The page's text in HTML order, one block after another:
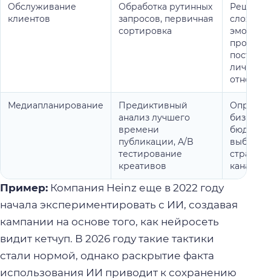
Обслуживание
клиентов
Обработка рутинных
запросов, первичная
сортировка
Решение
сложных
проблем,
личных
Медиапланирование
Предиктивный
анализ лучшего
времени
публикации, A/B
тестирование
креативов
бизнес-
выбор
каналов
Пример: Компания Heinz еще в 2022 году
начала экспериментировать с ИИ, создавая
кампании на основе того, как нейросеть
видит кетчуп. В 2026 году такие тактики
стали нормой, однако раскрытие факта
использования ИИ приводит к сохранению